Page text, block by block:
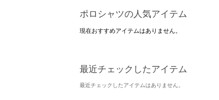
ポロシャツの人気アイテム
現在おすすめアイテムはありません。
最近チェックしたアイテム
最近チェックしたアイテムはありません。